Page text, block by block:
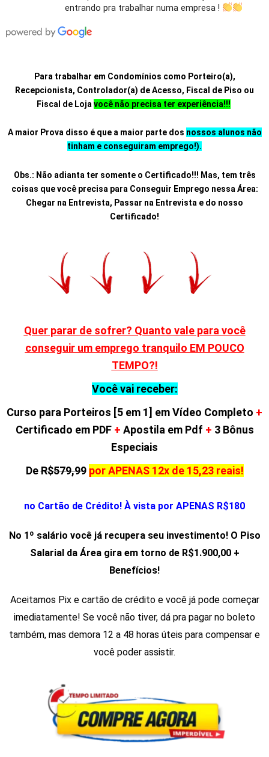
entrando pra trabalhar numa empresa !
Para trabalhar em Condomínios como Porteiro(a),
Recepcionista, Controlador(a) de Acesso, Fiscal de Piso ou
Fiscal de Loja você não precisa ter experiência!!!
A maior Prova disso é que a maior parte dos nossos alunos não
tinham e conseguiram emprego!).
Obs.: Não adianta ter somente o Certificado!!! Mas, tem três
coisas que você precisa para Conseguir Emprego nessa Área:
Chegar na Entrevista, Passar na Entrevista e do nosso
Certificado!
Quer parar de sofrer? Quanto vale para você
conseguir um emprego tranquilo EM POUCO
TEMPO?!
Você vai receber:
Curso para Porteiros [5 em 1] em Vídeo Completo +
Certificado em PDF + Apostila em Pdf + 3 Bônus
Especiais
DeR$579,99 por APENAS 12x de 15,23 reais!
no Cartão de Crédito! À vista por APENAS R$180
No 1º salário você já recupera seu investimento! O Piso
Salarial da Área gira em torno de R$1.900,00 +
Benefícios!
Aceitamos Pix e cartão de crédito e você já pode começar
imediatamente! Se você não tiver, dá pra pagar no boleto
também, mas demora 12 a 48 horas úteis para compensar e
você poder assistir.